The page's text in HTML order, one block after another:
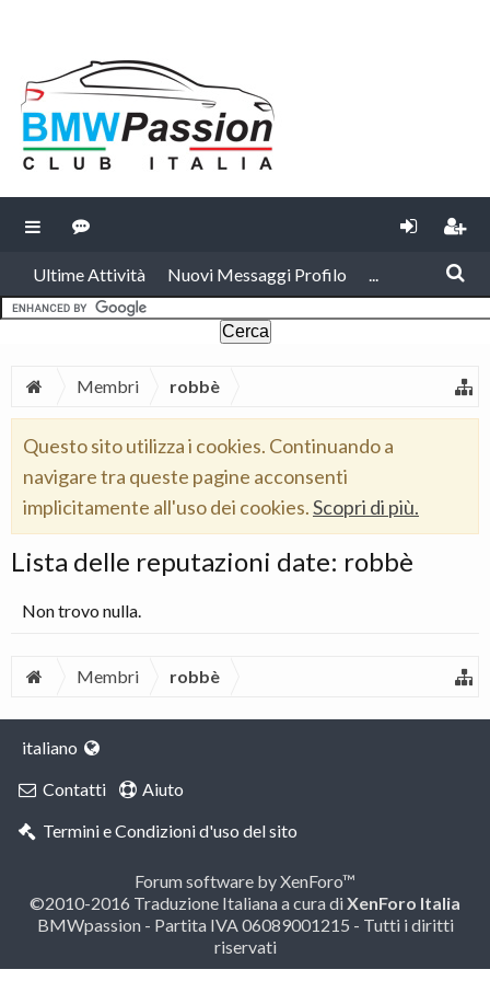
Ultime Attività Nuovi Messaggi Profilo ...
Membri robbè
Questo sito utilizza i cookies. Continuando a
navigare tra queste pagine acconsenti
implicitamente all'uso dei cookies.Scopri di più.
Lista delle reputazioni date: robbè
Non trovo nulla.
Membri robbè
italiano
Contatti
Aiuto
Termini e Condizioni d'uso del sito
Forum software by XenForo™
©2010-2016 Traduzione Italiana a cura diXenForo Italia
BMWpassion - Partita IVA 06089001215 - Tutti i diritti
riservati